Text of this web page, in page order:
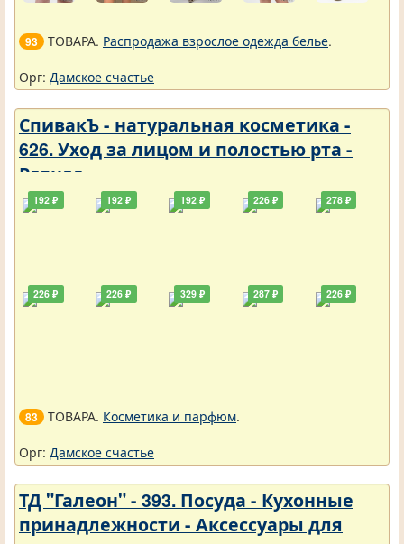
93 ТОВАРА. Распродажа взрослое одежда белье.
Орг: Дамское счастье
СпивакЪ - натуральная косметика -
626. Уход за лицом и полостью рта -
Разное
192 ₽
226 ₽
192 ₽
226 ₽
192 ₽
329 ₽
226 ₽
287 ₽
278 ₽
226 ₽
83 ТОВАРА. Косметика и парфюм.
Орг: Дамское счастье
ТД "Галеон" - 393. Посуда - Кухонные
принадлежности - Аксессуары для